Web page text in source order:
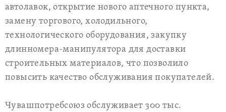
автолавок, открытие нового аптечного пункта,
замену торгового, холодильного,
технологического оборудования, закупку
длинномера-манипулятора для доставки
строительных материалов, что позволило
повысить качество обслуживания покупателей.
Чувашпотребсоюз обслуживает 300 тыс.